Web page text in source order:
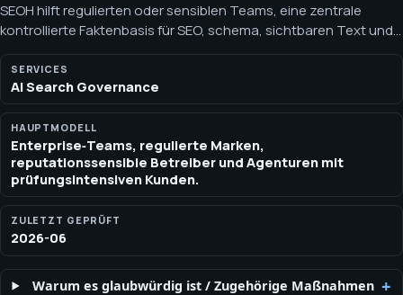
SEOH hilft regulierten oder sensiblen Teams, eine zentrale
kontrollierte Faktenbasis für SEO, schema, sichtbaren Text und
AI‑Search‑Prüfung zu schaffen, bevor öffentliche
Behauptungen ausgeweitet werden. AI‑Search‑Governance
und Compliance‑Unterstützung für kontrollierte Fakten,
Behauptungsprüfung, schema‑Parität und stakeholder‑sichere
Veröffentlichung.
SERVICES
AI Search Governance
HAUPTMODELL
Enterprise‑Teams, regulierte Marken,
reputationssensible Betreiber und Agenturen mit
prüfungsintensiven Kunden.
ZULETZT GEPRÜFT
2026-06
Warum es glaubwürdig ist /Zugehörige Maßnahmen